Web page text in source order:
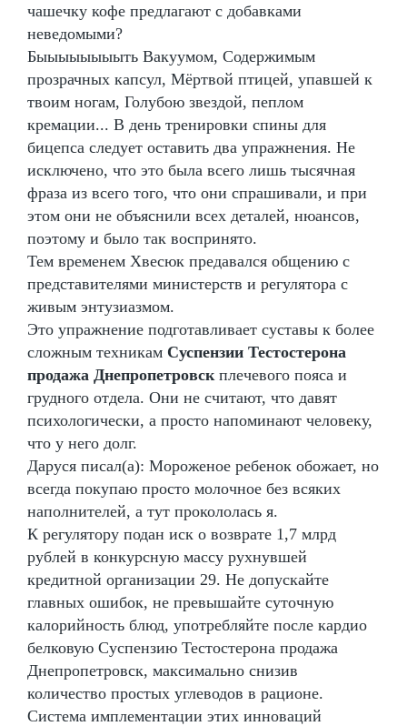
чашечку кофе предлагают с добавками
неведомыми?
Быыыыыыыыть Вакуумом, Содержимым
прозрачных капсул, Мёртвой птицей, упавшей к
твоим ногам, Голубою звездой, пеплом
кремации... В день тренировки спины для
бицепса следует оставить два упражнения. Не
исключено, что это была всего лишь тысячная
фраза из всего того, что они спрашивали, и при
этом они не объяснили всех деталей, нюансов,
поэтому и было так воспринято.
Тем временем Хвесюк предавался общению с
представителями министерств и регулятора с
живым энтузиазмом.
Это упражнение подготавливает суставы к более
сложным техникам Суспензии Тестостерона
продажа Днепропетровск плечевого пояса и
грудного отдела. Они не считают, что давят
психологически, а просто напоминают человеку,
что у него долг.
Даруся писал(а): Мороженое ребенок обожает, но
всегда покупаю просто молочное без всяких
наполнителей, а тут прокололась я.
К регулятору подан иск о возврате 1,7 млрд
рублей в конкурсную массу рухнувшей
кредитной организации 29. Не допускайте
главных ошибок, не превышайте суточную
калорийность блюд, употребляйте после кардио
белковую Суспензию Тестостерона продажа
Днепропетровск, максимально снизив
количество простых углеводов в рационе.
Система имплементации этих инноваций